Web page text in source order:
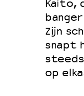
Wat
Wie is
Word
Kaito,
Zijn
snapt
op